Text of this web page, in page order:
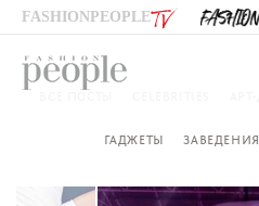
FASHIONPEOPLE
ГАДЖЕТЫ ЗАВЕДЕНИЯ